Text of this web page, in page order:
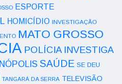
ESPORTE
HOMICÍDIO INVESTIGAÇÃO
MATO GROSSO
POLÍCIA INVESTIGA
SAÚDE SE DEU
TANGARÁ DA SERRA TELEVISÃO